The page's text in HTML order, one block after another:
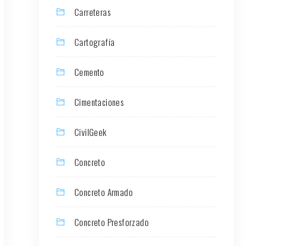
Carreteras
Cartografía
Cemento
Cimentaciones
CivilGeek
Concreto
Concreto Armado
Concreto Presforzado